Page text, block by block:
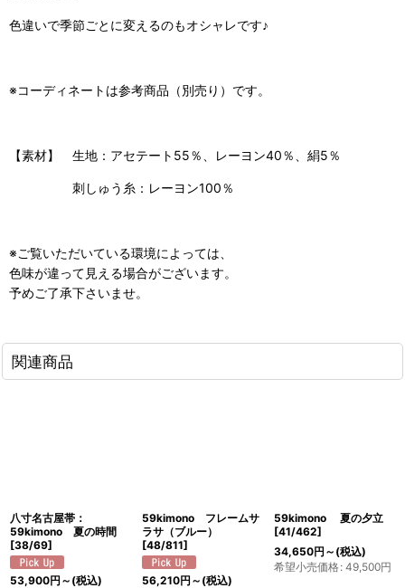
色違いで季節ごとに変えるのもオシャレです♪
※コーディネートは参考商品（別売り）です。
【素材】 生地：アセテート55％、レーヨン40％、絹5％
刺しゅう糸：レーヨン100％
※ご覧いただいている環境によっては、
色味が違って見える場合がございます。
予めご了承下さいませ。
関連商品
八寸名古屋帯：
59kimono 夏の時間
[38/69]
53,900円 ～ (税込)
59kimono フレームサ
ラサ（ブルー）
[48/811]
56,210円 ～ (税込)
59kimono 夏の夕立
[41/462]
34,650円 ～ (税込)
希望小売価格: 49,500円